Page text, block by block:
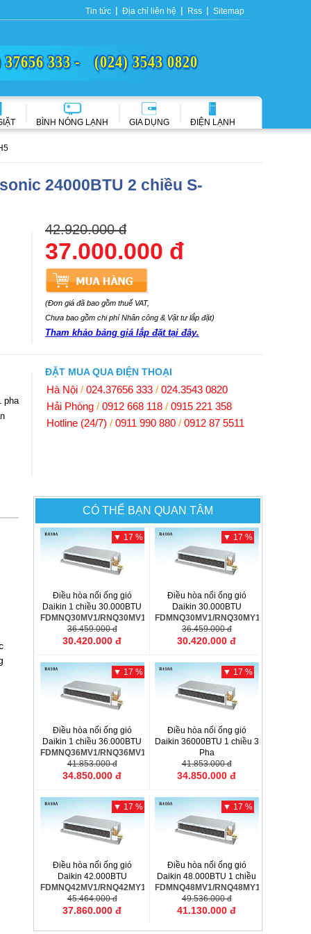
Tin tức Địa chỉ liên hệ Rss Sitemap
37656 333 - (024) 3543 0820
BÌNH NÓNG LẠNH GIA DỤNG ĐIỆN LẠNH
24000BTU 2 chiều S-
42.920.000 đ
37.000.000 đ
(Đơn giá đã bao gồm thuế VAT,
Chưa bao gồm chi phí Nhân công & Vật tư lắp đặt)
Tham khảo bảng giá lắp đặt tại đây.
pha
ĐẶT MUA QUA ĐIỆN THOẠI
Hà Nội / 024.37656 333 / 024.3543 0820
Hải Phòng / 0912 668 118 / 0915 221 358
Hotline (24/7) / 0911 990 880 / 0912 87 5511
CÓ THỂ BẠN QUAN TÂM
▼ 17 %
Điều hòa nối ống gió
Daikin 1 chiều 30.000BTU
FDMNQ30MV1/RNQ30MV1
36.459.000 đ
30.420.000 đ
▼ 17 %
Điều hòa nối ống gió
Daikin 30.000BTU
FDMNQ30MV1/RNQ30MY1
36.459.000 đ
30.420.000 đ
▼ 17 %
Điều hòa nối ống gió
Daikin 1 chiều 36.000BTU
FDMNQ36MV1/RNQ36MV1
41.853.000 đ
34.850.000 đ
▼ 17 %
Điều hòa nối ống gió
Daikin 36000BTU 1 chiều 3
Pha
FDMNQ36MV1/RNQ36MY1
41.853.000 đ
34.850.000 đ
▼ 17 %
Điều hòa nối ống gió
Daikin 42.000BTU
FDMNQ42MV1/RNQ42MY1
45.464.000 đ
37.860.000 đ
▼ 17 %
Điều hòa nối ống gió
Daikin 48.000BTU 1 chiều
FDMNQ48MV1/RNQ48MY1
49.536.000 đ
41.130.000 đ